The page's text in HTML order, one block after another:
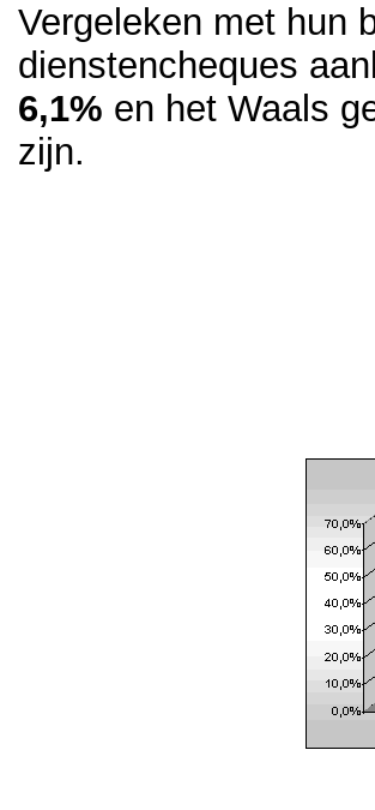
Vergeleken met hun
dienstencheques
6,1% en het Waals
zijn.